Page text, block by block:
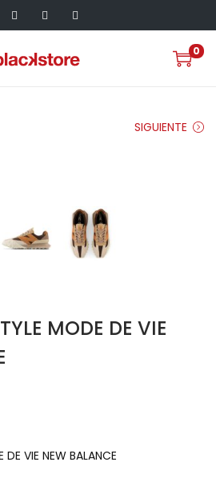
0
SIGUIENTE
MODE DE VIE
VIE NEW BALANCE